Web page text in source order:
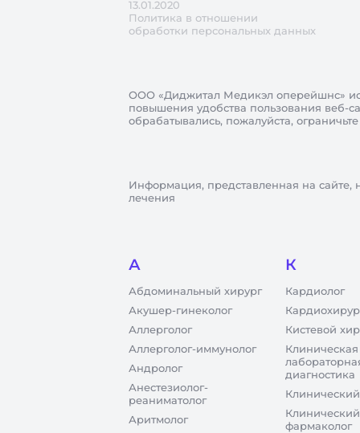
13.01.2020
Политика в отношении
обработки персональных данных
ООО «Диджитал Медикэл оперейшнс»
повышения удобства пользования веб-
обрабатывались, пожалуйста,
Информация, представленная на сайте,
лечения
А
Абдоминальный хирург
Акушер-гинеколог
Аллерголог
Аллерголог-иммунолог
Андролог
Анестезиолог-
реаниматолог
Аритмолог
К
Кардиолог
Кистевой
Клиническая
диагностика
Клинический
фармаколог